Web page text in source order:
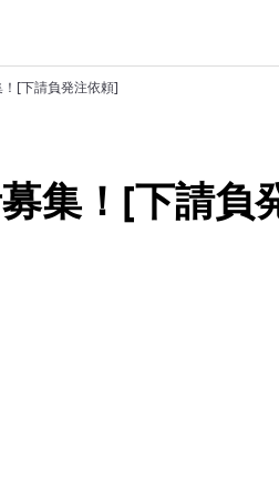
[下請負発注依頼]
集！[下請負